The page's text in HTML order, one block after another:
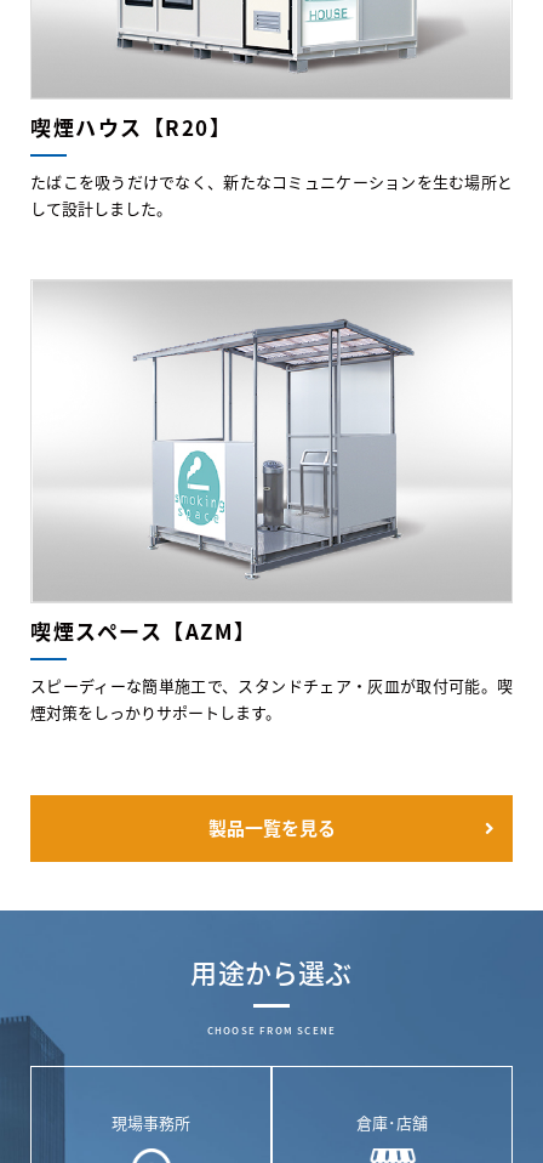
喫煙ハウス【R20】
たばこを吸うだけでなく、新たなコミュニケーションを生む場所と
して設計しました。
喫煙スペース【AZM】
スピーディーな簡単施工で、スタンドチェア・灰皿が取付可能。喫
煙対策をしっかりサポートします。
製品一覧を見る
用途から選ぶ
CHOOSE FROM SCENE
現場事務所 倉庫･店舗